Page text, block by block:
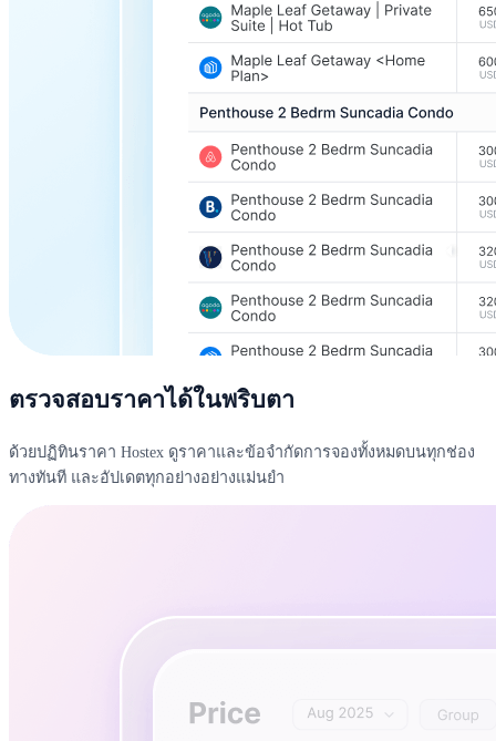
ตรวจสอบราคาได้ในพริบตา
ด้วยปฏิทินราคา Hostex ดูราคาและข้อจำกัดการจองทั้งหมดบนทุกช่อง
ทางทันที และอัปเดตทุกอย่างอย่างแม่นยำ